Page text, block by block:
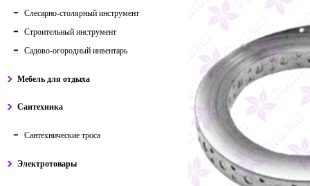
Слесарно-столярный инструмент
Строительный инструмент
Садово-огородный инвентарь
Мебель для отдыха
Сантехника
Сантехнические троса
Электротовары